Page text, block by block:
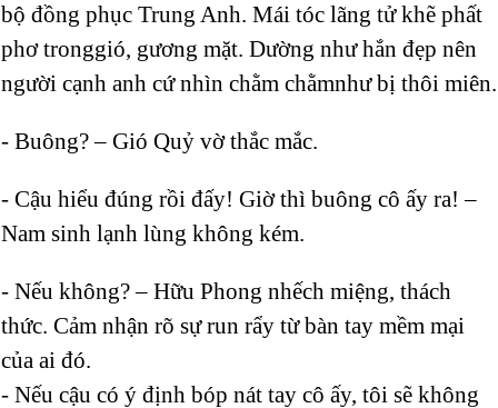
bộ đồng phục Trung Anh. Mái tóc lãng tử khẽ phất
phơ tronggió, gương mặt. Dường như hắn đẹp nên
người cạnh anh cứ nhìn chằm chằmnhư bị thôi miên.
- Buông? – Gió Quỷ vờ thắc mắc.
- Cậu hiểu đúng rồi đấy! Giờ thì buông cô ấy ra! –
Nam sinh lạnh lùng không kém.
- Nếu không? – Hữu Phong nhếch miệng, thách
thức. Cảm nhận rõ sự run rẩy từ bàn tay mềm mại
của ai đó.
- Nếu cậu có ý định bóp nát tay cô ấy, tôi sẽ không